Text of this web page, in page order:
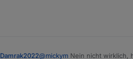
Damrak2022@mickym Nein nicht wirklich,